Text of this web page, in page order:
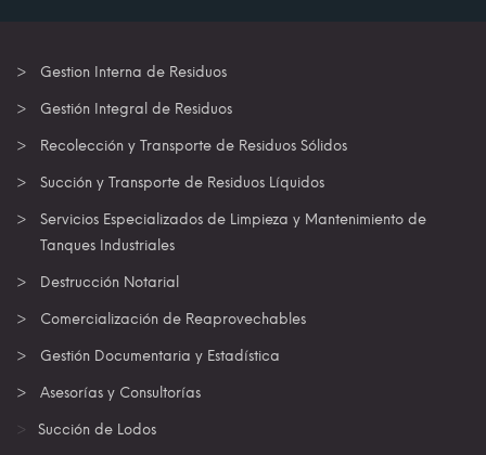
Gestion Interna de Residuos
Gestión Integral de Residuos
Recolección y Transporte de Residuos Sólidos
Succión y Transporte de Residuos Líquidos
Servicios Especializados de Limpieza y Mantenimiento de
Tanques Industriales
Destrucción Notarial
Comercialización de Reaprovechables
Gestión Documentaria y Estadística
Asesorías y Consultorías
Succión de Lodos